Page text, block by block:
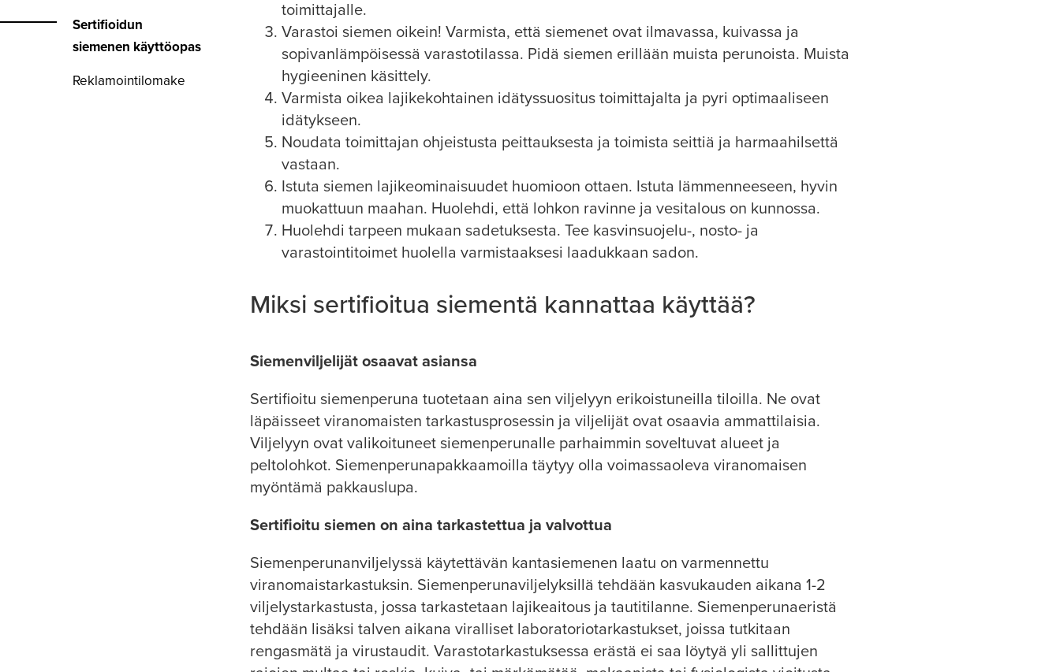
Sertifioidun
siemenen käyttöopas
Reklamointilomake
toimittajalle.
Varastoi siemen oikein! Varmista, että siemenet ovat ilmavassa, kuivassa ja
sopivanlämpöisessä varastotilassa. Pidä siemen erillään muista perunoista. Muista
hygieeninen käsittely.
Varmista oikea lajikekohtainen idätyssuositus toimittajalta ja pyri optimaaliseen
idätykseen.
Noudata toimittajan ohjeistusta peittauksesta ja toimista seittiä ja harmaahilsettä
vastaan.
Istuta siemen lajikeominaisuudet huomioon ottaen. Istuta lämmenneeseen, hyvin
muokattuun maahan. Huolehdi, että lohkon ravinne ja vesitalous on kunnossa.
Huolehdi tarpeen mukaan sadetuksesta. Tee kasvinsuojelu-, nosto- ja
varastointitoimet huolella varmistaaksesi laadukkaan sadon.
Miksi sertifioitua siementä kannattaa käyttää?
Siemenviljelijät osaavat asiansa
Sertifioitu siemenperuna tuotetaan aina sen viljelyyn erikoistuneilla tiloilla. Ne ovat
läpäisseet viranomaisten tarkastusprosessin ja viljelijät ovat osaavia ammattilaisia.
Viljelyyn ovat valikoituneet siemenperunalle parhaimmin soveltuvat alueet ja
peltolohkot. Siemenperunapakkaamoilla täytyy olla voimassaoleva viranomaisen
myöntämä pakkauslupa.
Sertifioitu siemen on aina tarkastettua ja valvottua
Siemenperunanviljelyssä käytettävän kantasiemenen laatu on varmennettu
viranomaistarkastuksin. Siemenperunaviljelyksillä tehdään kasvukauden aikana 1-2
viljelystarkastusta, jossa tarkastetaan lajikeaitous ja tautitilanne. Siemenperunaeristä
tehdään lisäksi talven aikana viralliset laboratoriotarkastukset, joissa tutkitaan
rengasmätä ja virustaudit. Varastotarkastuksessa erästä ei saa löytyä yli sallittujen